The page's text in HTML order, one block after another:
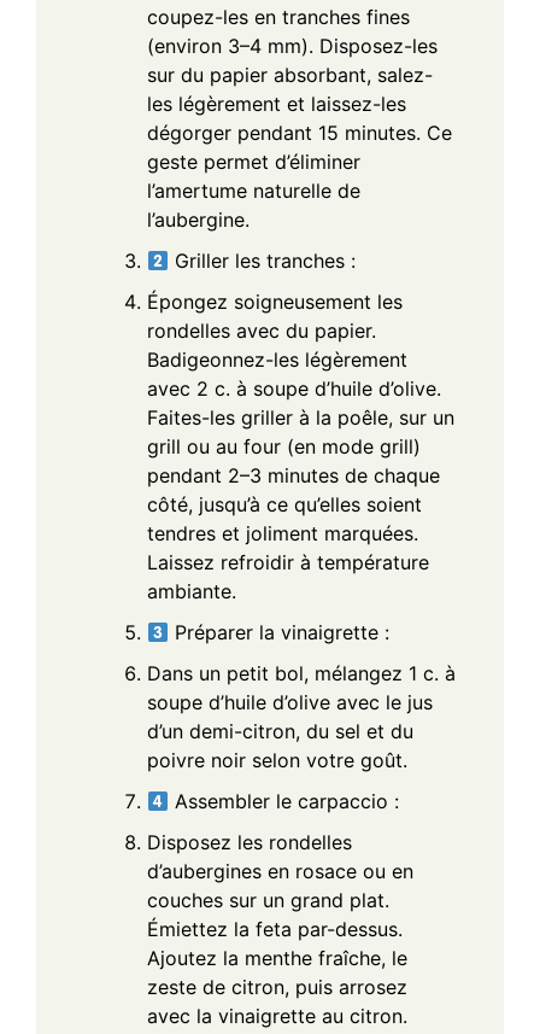
coupez-les en tranches fines
(environ 3–4 mm). Disposez-les
sur du papier absorbant, salez-
les légèrement et laissez-les
dégorger pendant 15 minutes. Ce
geste permet d’éliminer
l’amertume naturelle de
l’aubergine.
Griller les tranches :
Épongez soigneusement les
rondelles avec du papier.
Badigeonnez-les légèrement
avec 2 c. à soupe d’huile d’olive.
Faites-les griller à la poêle, sur un
grill ou au four (en mode grill)
pendant 2–3 minutes de chaque
côté, jusqu’à ce qu’elles soient
tendres et joliment marquées.
Laissez refroidir à température
ambiante.
Préparer la vinaigrette :
Dans un petit bol, mélangez 1 c. à
soupe d’huile d’olive avec le jus
d’un demi-citron, du sel et du
poivre noir selon votre goût.
Assembler le carpaccio :
Disposez les rondelles
d’aubergines en rosace ou en
couches sur un grand plat.
Émiettez la feta par-dessus.
Ajoutez la menthe fraîche, le
zeste de citron, puis arrosez
avec la vinaigrette au citron.